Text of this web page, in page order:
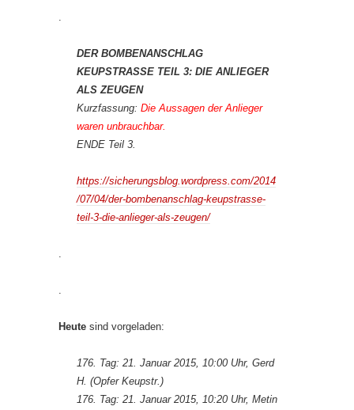
DER BOMBENANSCHLAG
KEUPSTRASSE TEIL 3: DIE ANLIEGER
ALS ZEUGEN
Kurzfassung: Die Aussagen der Anlieger
waren unbrauchbar.
ENDE Teil 3.
https://sicherungsblog.wordpress.com/2014
/07/04/der-bombenanschlag-keupstrasse-
teil-3-die-anlieger-als-zeugen/
Heute sind vorgeladen:
176. Tag: 21. Januar 2015, 10:00 Uhr, Gerd
H. (Opfer Keupstr.)
176. Tag: 21. Januar 2015, 10:20 Uhr, Metin